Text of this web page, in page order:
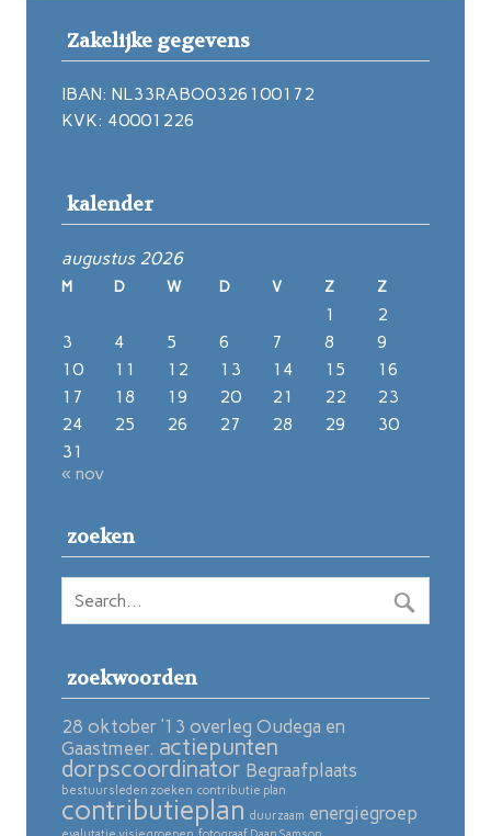
Zakelijke gegevens
IBAN: NL33RABO0326100172
KVK: 40001226
kalender
augustus 2026
M D W D V Z Z
1
2
3
4 5 6 7 8
9
10
11 12 13 14 15
16
17
18 19 20 21 22
23
24
25 26 27 28 29
30
31
« nov
zoeken
zoekwoorden
28 oktober ’13 overleg Oudega en
Gaastmeer. actiepunten
dorpscoordinator Begraafplaats
bestuursleden zoeken contributie plan
contributieplan duurzaam energiegroep